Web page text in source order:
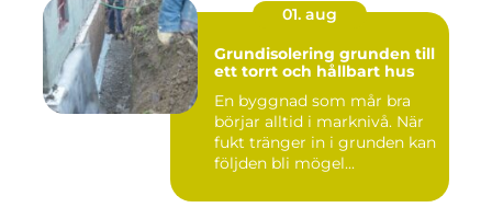
01. aug
Grundisolering grunden till
ett torrt och hållbart hus
En byggnad som mår bra
börjar alltid i marknivå. När
fukt tränger in i grunden kan
följden bli mögel...